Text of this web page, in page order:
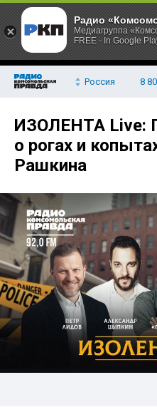
Россия 8
ИЗОЛЕНТА Live:
о рогах и
Рашкина
Радио
Медиагруппа
FREE - In Google